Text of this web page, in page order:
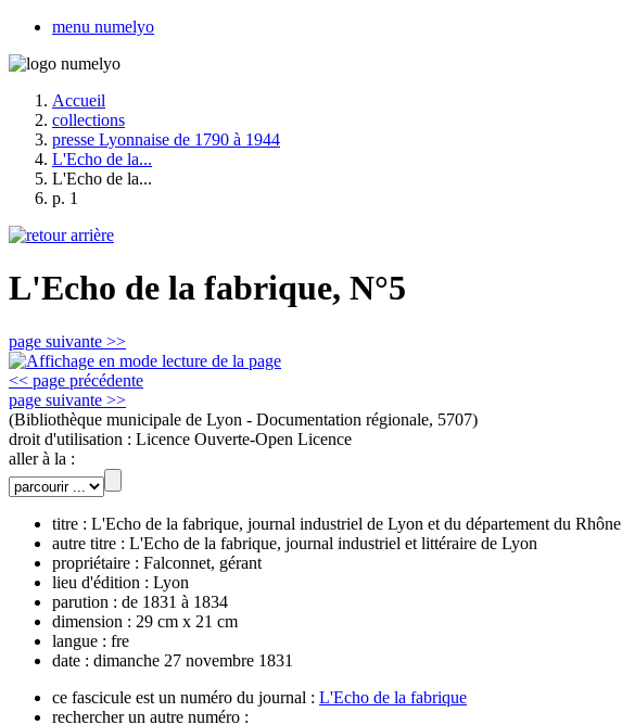
menu numelyo
Accueil
collections
presse Lyonnaise de 1790 à 1944
L'Echo de la...
L'Echo de la...
p. 1
L'Echo de la fabrique, N°5
page suivante >>
<< page précédente
page suivante >>
(Bibliothèque municipale de Lyon - Documentation régionale, 5707)
droit d'utilisation : Licence Ouverte-Open Licence
aller à la :
titre : L'Echo de la fabrique, journal industriel de Lyon et du département du Rhône
autre titre : L'Echo de la fabrique, journal industriel et littéraire de Lyon
propriétaire : Falconnet, gérant
lieu d'édition : Lyon
parution : de 1831 à 1834
dimension : 29 cm x 21 cm
langue : fre
date : dimanche 27 novembre 1831
ce fascicule est un numéro du journal : L'Echo de la fabrique
rechercher un autre numéro :